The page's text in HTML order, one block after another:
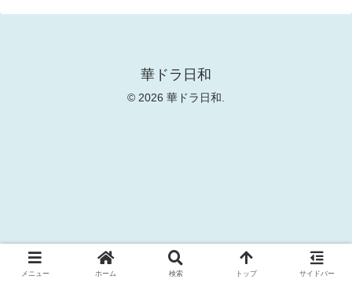
華ドラ日和
© 2026 華ドラ日和.
メニュー ホーム 検索 トップ サイドバー